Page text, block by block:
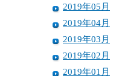
2019年05月
2019年04月
2019年03月
2019年02月
2019年01月